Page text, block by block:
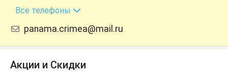
+7 (978) 750-51-79
Все телефоны
panama.crimea@mail.ru
Акции и Скидки